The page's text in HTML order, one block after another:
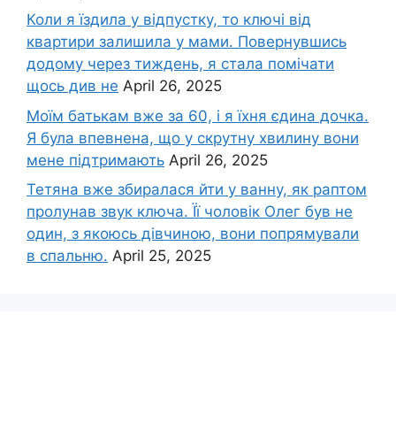
Коли я їздила у відпустку, то ключі від
квартири залишила у мами. Повернувшись
додому через тиждень, я стала помічати
щось див не April 26, 2025
Моїм батькам вже за 60, і я їхня єдина дочка.
Я була впевнена, що у скрутну хвилину вони
мене підтримають April 26, 2025
Тетяна вже збиралася йти у ванну, як раптом
пролунав звук ключа. Її чоловік Олег був не
один, з якоюсь дівчиною, вони попрямували
в спальню. April 25, 2025